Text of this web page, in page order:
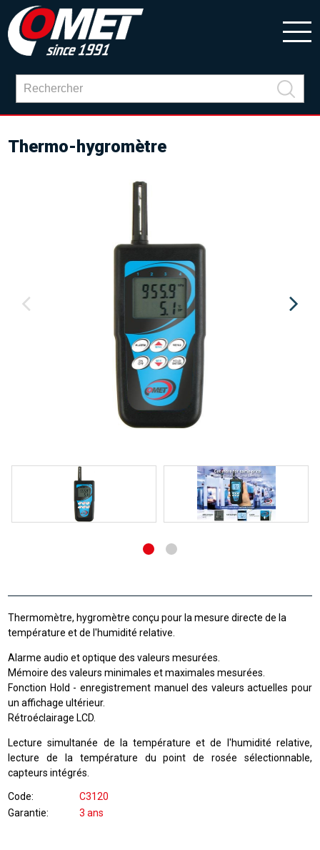
Thermo-hygromètre
Thermomètre, hygromètre conçu pour la mesure directe de la
température et de l'humidité relative.
Alarme audio et optique des valeurs mesurées.
Mémoire des valeurs minimales et maximales mesurées.
Fonction Hold - enregistrement manuel des valeurs actuelles pour
un affichage ultérieur.
Rétroéclairage LCD.
Lecture simultanée de la température et de l'humidité relative,
lecture de la température du point de rosée sélectionnable,
capteurs intégrés.
Code
C3120
Garantie
3 ans